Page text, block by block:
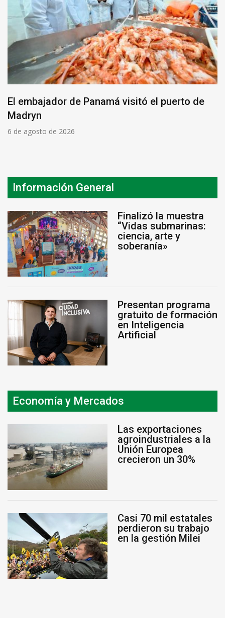
El embajador de Panamá visitó el puerto de
Madryn
6 de agosto de 2026
Información General
Finalizó la muestra
“Vidas submarinas:
ciencia, arte y
soberanía»
Presentan programa
gratuito de formación
en Inteligencia
Artificial
Economía y Mercados
Las exportaciones
agroindustriales a la
Unión Europea
crecieron un 30%
Casi 70 mil estatales
perdieron su trabajo
en la gestión Milei